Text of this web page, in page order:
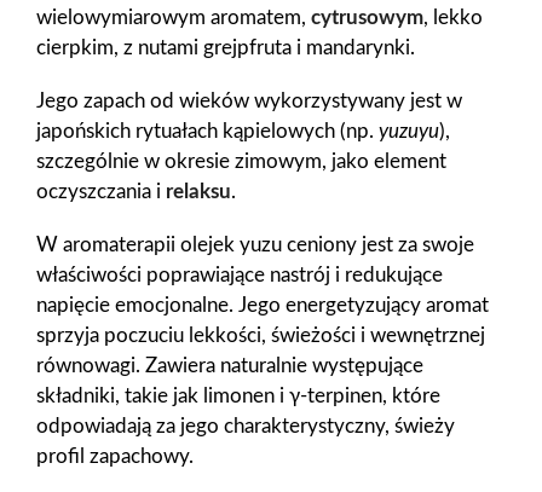
wielowymiarowym aromatem, cytrusowym, lekko
cierpkim, z nutami grejpfruta i mandarynki.
Jego zapach od wieków wykorzystywany jest w
japońskich rytuałach kąpielowych (np. yuzuyu),
szczególnie w okresie zimowym, jako element
oczyszczania i relaksu.
W aromaterapii olejek yuzu ceniony jest za swoje
właściwości poprawiające nastrój i redukujące
napięcie emocjonalne. Jego energetyzujący aromat
sprzyja poczuciu lekkości, świeżości i wewnętrznej
równowagi. Zawiera naturalnie występujące
składniki, takie jak limonen i γ-terpinen, które
odpowiadają za jego charakterystyczny, świeży
profil zapachowy.